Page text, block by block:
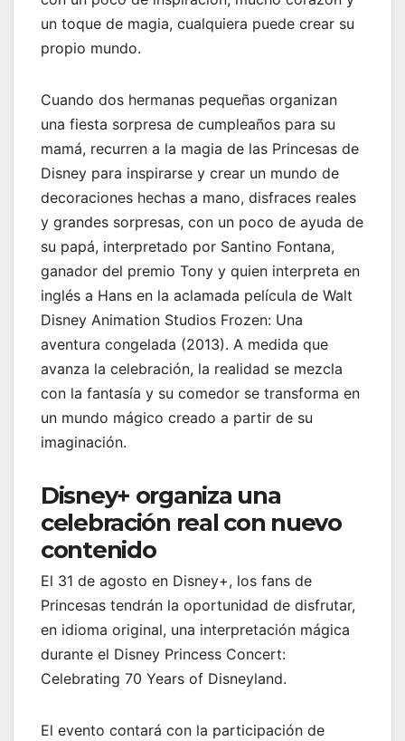
un toque de magia, cualquiera puede crear su
propio mundo.
Cuando dos hermanas pequeñas organizan
una fiesta sorpresa de cumpleaños para su
mamá, recurren a la magia de las Princesas de
Disney para inspirarse y crear un mundo de
decoraciones hechas a mano, disfraces reales
y grandes sorpresas, con un poco de ayuda de
su papá, interpretado por Santino Fontana,
ganador del premio Tony y quien interpreta en
inglés a Hans en la aclamada película de Walt
Disney Animation Studios Frozen: Una
aventura congelada (2013). A medida que
avanza la celebración, la realidad se mezcla
con la fantasía y su comedor se transforma en
un mundo mágico creado a partir de su
imaginación.
Disney+ organiza una
celebración real con nuevo
contenido
El 31 de agosto en Disney+, los fans de
Princesas tendrán la oportunidad de disfrutar,
en idioma original, una interpretación mágica
durante el Disney Princess Concert:
Celebrating 70 Years of Disneyland.
El evento contará con la participación de